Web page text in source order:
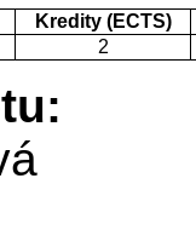
Kredity (ECTS)
2